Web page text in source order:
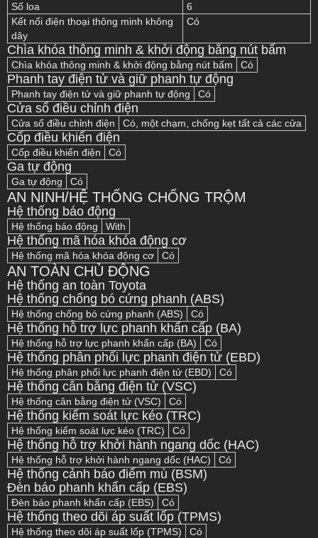
Số loa
6
Kết nối điện thoại thông minh không
dây
Có
Chìa khóa thông minh & khởi động bằng nút bấm
Chìa khóa thông minh & khởi động bằng nút bấm Có
Phanh tay điện tử và giữ phanh tự động
Phanh tay điện tử và giữ phanh tự động Có
Cửa sổ điều chỉnh điện
Cửa sổ điều chỉnh điện Có, một chạm, chống kẹt tất cả các cửa
Cốp điều khiển điện
Cốp điều khiển điện Có
Ga tự động
Ga tự động Có
AN NINH/HỆ THỐNG CHỐNG TRỘM
Hệ thống báo động
Hệ thống báo động With
Hệ thống mã hóa khóa động cơ
Hệ thống mã hóa khóa động cơ Có
AN TOÀN CHỦ ĐỘNG
Hệ thống an toàn Toyota
Hệ thống chống bó cứng phanh (ABS)
Hệ thống chống bó cứng phanh (ABS) Có
Hệ thống hỗ trợ lực phanh khẩn cấp (BA)
Hệ thống hỗ trợ lực phanh khẩn cấp (BA) Có
Hệ thống phân phối lực phanh điện tử (EBD)
Hệ thống phân phối lực phanh điện tử (EBD) Có
Hệ thống cân bằng điện tử (VSC)
Hệ thống cân bằng điện tử (VSC) Có
Hệ thống kiểm soát lực kéo (TRC)
Hệ thống kiểm soát lực kéo (TRC) Có
Hệ thống hỗ trợ khởi hành ngang dốc (HAC)
Hệ thống hỗ trợ khởi hành ngang dốc (HAC) Có
Hệ thống cảnh báo điểm mù (BSM)
Đèn báo phanh khẩn cấp (EBS)
Đèn báo phanh khẩn cấp (EBS) Có
Hệ thống theo dõi áp suất lốp (TPMS)
Hệ thống theo dõi áp suất lốp (TPMS) Có